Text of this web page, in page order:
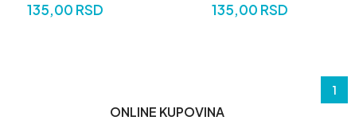
135,00 RSD
135,00 RSD
1
ONLINE KUPOVINA